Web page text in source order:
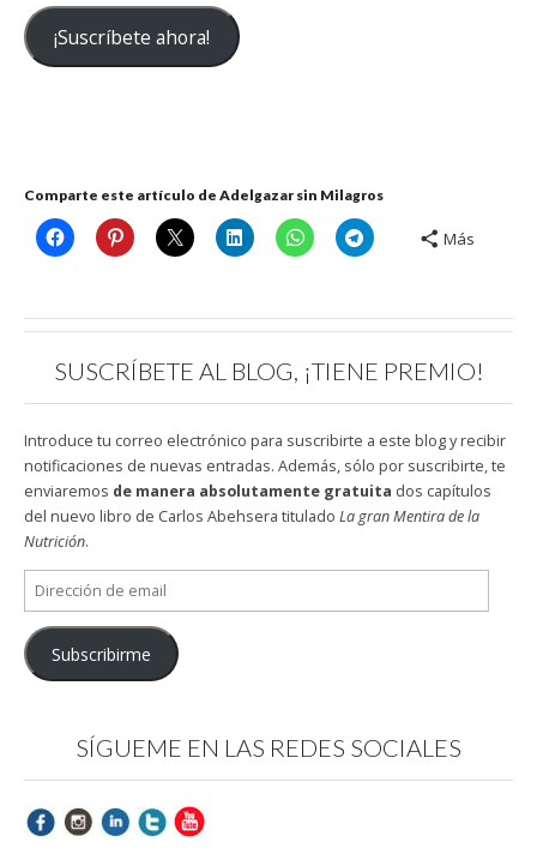
correo
electrónico
¡Suscríbete ahora!
Comparte este artículo de Adelgazar sin Milagros
Más
SUSCRÍBETE AL BLOG, ¡TIENE PREMIO!
Introduce tu correo electrónico para suscribirte a este blog y recibir
notificaciones de nuevas entradas. Además, sólo por suscribirte, te
enviaremos de manera absolutamente gratuita dos capítulos
del nuevo libro de Carlos Abehsera titulado La gran Mentira de la
Nutrición.
Dirección
de
email
Subscribirme
SÍGUEME EN LAS REDES SOCIALES